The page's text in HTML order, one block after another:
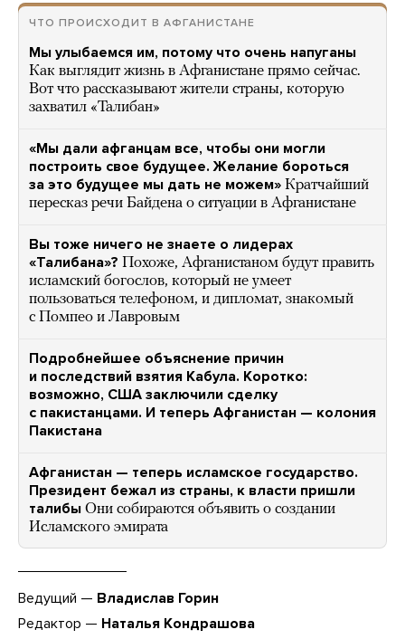
ЧТО ПРОИСХОДИТ В АФГАНИСТАНЕ
Мы улыбаемся им, потому что очень напуганы
Как выглядит жизнь в Афганистане прямо сейчас.
Вот что рассказывают жители страны, которую
захватил «Талибан»
«Мы дали афганцам все, чтобы они могли
построить свое будущее. Желание бороться
за это будущее мы дать не можем» Кратчайший
пересказ речи Байдена о ситуации в Афганистане
Вы тоже ничего не знаете о лидерах
«Талибана»? Похоже, Афганистаном будут править
исламский богослов, который не умеет
пользоваться телефоном, и дипломат, знакомый
с Помпео и Лавровым
Подробнейшее объяснение причин
и последствий взятия Кабула. Коротко:
возможно, США заключили сделку
с пакистанцами. И теперь Афганистан — колония
Пакистана
Афганистан — теперь исламское государство.
Президент бежал из страны, к власти пришли
талибы Они собираются объявить о создании
Исламского эмирата
Ведущий — Владислав Горин
Редактор — Наталья Кондрашова